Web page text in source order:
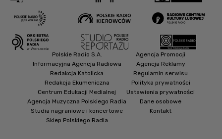
Polskie Radio S.A.
Informacyjna Agencja Radiowa
Redakcja Katolicka
Redakcja Ekumeniczna
Centrum Edukacji Medialnej
Agencja Muzyczna Polskiego Radia
Studia nagraniowe i koncertowe
Sklep Polskiego Radia
Agencja Promocji
Agencja Reklamy
Regulamin serwisu
Polityka prywatności
Ustawienia prywatności
Dane osobowe
Kontakt